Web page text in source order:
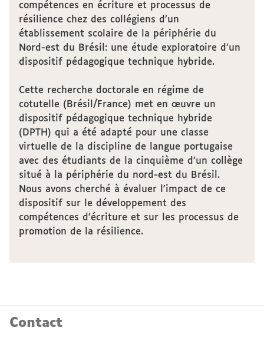
compétences en écriture et processus de
résilience chez des collégiens d’un
établissement scolaire de la périphérie du
Nord-est du Brésil: une étude exploratoire d’un
dispositif pédagogique technique hybride.
Cette recherche doctorale en régime de
cotutelle (Brésil/France) met en œuvre un
dispositif pédagogique technique hybride
(DPTH) qui a été adapté pour une classe
virtuelle de la discipline de langue portugaise
avec des étudiants de la cinquième d’un collège
situé à la périphérie du nord-est du Brésil.
Nous avons cherché à évaluer l'impact de ce
dispositif sur le développement des
compétences d’écriture et sur les processus de
promotion de la résilience.
Contact